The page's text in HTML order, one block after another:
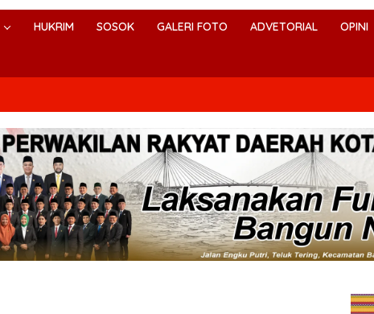
HUKRIM SOSOK GALERI FOTO ADVETORIAL OPINI